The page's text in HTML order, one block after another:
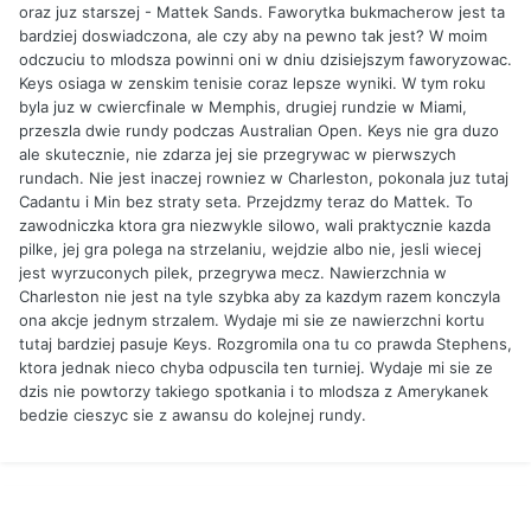
oraz juz starszej - Mattek Sands. Faworytka bukmacherow jest ta
bardziej doswiadczona, ale czy aby na pewno tak jest? W moim
odczuciu to mlodsza powinni oni w dniu dzisiejszym faworyzowac.
Keys osiaga w zenskim tenisie coraz lepsze wyniki. W tym roku
byla juz w cwiercfinale w Memphis, drugiej rundzie w Miami,
przeszla dwie rundy podczas Australian Open. Keys nie gra duzo
ale skutecznie, nie zdarza jej sie przegrywac w pierwszych
rundach. Nie jest inaczej rowniez w Charleston, pokonala juz tutaj
Cadantu i Min bez straty seta. Przejdzmy teraz do Mattek. To
zawodniczka ktora gra niezwykle silowo, wali praktycznie kazda
pilke, jej gra polega na strzelaniu, wejdzie albo nie, jesli wiecej
jest wyrzuconych pilek, przegrywa mecz. Nawierzchnia w
Charleston nie jest na tyle szybka aby za kazdym razem konczyla
ona akcje jednym strzalem. Wydaje mi sie ze nawierzchni kortu
tutaj bardziej pasuje Keys. Rozgromila ona tu co prawda Stephens,
ktora jednak nieco chyba odpuscila ten turniej. Wydaje mi sie ze
dzis nie powtorzy takiego spotkania i to mlodsza z Amerykanek
bedzie cieszyc sie z awansu do kolejnej rundy.